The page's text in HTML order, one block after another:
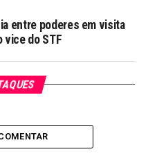
entre poderes em visita
vice do STF